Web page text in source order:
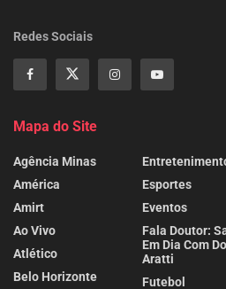
Redes Sociais
Mapa do Site
Agência Minas
América
Amirt
Ao Vivo
Atlético
Belo Horizonte
Esportes
Eventos
Fala Doutor:
Em Dia Com
Aratti
Futebol